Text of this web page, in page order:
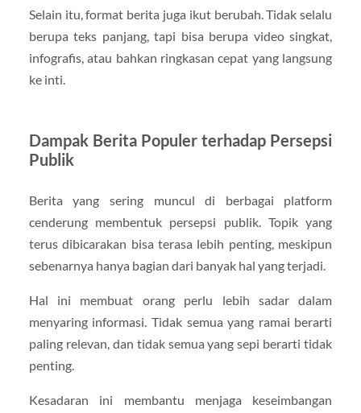
Selain itu, format berita juga ikut berubah. Tidak selalu
berupa teks panjang, tapi bisa berupa video singkat,
infografis, atau bahkan ringkasan cepat yang langsung
ke inti.
Dampak Berita Populer terhadap Persepsi
Publik
Berita yang sering muncul di berbagai platform
cenderung membentuk persepsi publik. Topik yang
terus dibicarakan bisa terasa lebih penting, meskipun
sebenarnya hanya bagian dari banyak hal yang terjadi.
Hal ini membuat orang perlu lebih sadar dalam
menyaring informasi. Tidak semua yang ramai berarti
paling relevan, dan tidak semua yang sepi berarti tidak
penting.
Kesadaran ini membantu menjaga keseimbangan